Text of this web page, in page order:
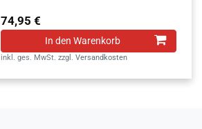
74,95 €
In den Warenkorb
inkl. ges. MwSt. zzgl.Versandkosten